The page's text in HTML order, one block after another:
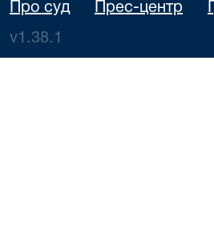
Про суд Прес-центр
v1.38.1